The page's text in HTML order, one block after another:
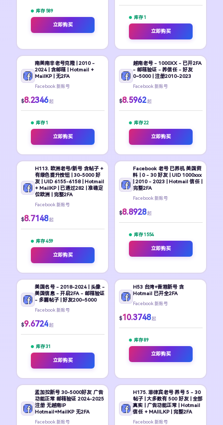
库存 589
立即购买
库存 1
立即购买
南美南非老号克隆 | 2010 -
2024 | 含邮箱 | Hotmail +
MailKP | 无2FA
Facebook 新账号
$8.2346 起
库存 1
立即购买
越南老号 - 1000XX - 已开2FA
- 邮箱验证 - 养信任 - 好友
0~5000 | 注册2010-2023
Facebook 新账号
$8.5962 起
库存 22
立即购买
H113. 欧洲老号/新号 含帖子 +
有绿色提升按钮 | 30-5000 好
友 | UID 6155-6158 | Hotmail
+ MailKP | 已通过282 | 准确定
位欧洲 | 完整2FA
Facebook 新账号
$8.7148 起
库存 459
立即购买
Facebook 老号 已养机 美国资
料 | 0 - 30 好友 | UID 1000xxx
| 2010 - 2023 | Hotmail 信任 |
完整2FA
Facebook 新账号
$8.8928 起
库存 1554
立即购买
美国名号 - 2018-2024 | 头像 -
美国信息 - 开启2FA - 邮箱验证
- 多篇帖子 | 好友200~5000
Facebook 新账号
$9.6724 起
库存 31
立即购买
H53 台湾+香港新号 含
Hotmail 已开全2FA
Facebook 新账号
$10.3748 起
库存 89
立即购买
孟加拉新号 30-5000好友 广告
功能正常 邮箱验证 2024-2025
注册 无越南IP
Hotmail+MailKP 无2FA
Facebook 新账号
H175. 菲律宾老号 养号 5 - 30
帖子 | 大多数有 500 好友 | 全部
真实 | 广告功能正常 | Hotmail
信任 + MAIILKP | 完整2FA
Facebook 新账号